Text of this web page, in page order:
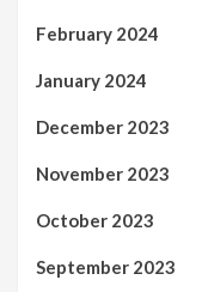
February 2024
January 2024
December 2023
November 2023
October 2023
September 2023